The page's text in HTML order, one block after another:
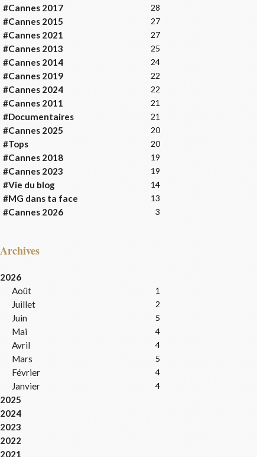
#Cannes 2017 28
#Cannes 2015 27
#Cannes 2021 27
#Cannes 2013 25
#Cannes 2014 24
#Cannes 2019 22
#Cannes 2024 22
#Cannes 2011 21
#Documentaires 21
#Cannes 2025 20
#Tops 20
#Cannes 2018 19
#Cannes 2023 19
#Vie du blog 14
#MG dans ta face 13
#Cannes 2026 3
Archives
2026
Août
1
Juillet 2
Juin 5
Mai 4
Avril 4
Mars 5
Février 4
Janvier 4
2025
2024
2023
2022
2021